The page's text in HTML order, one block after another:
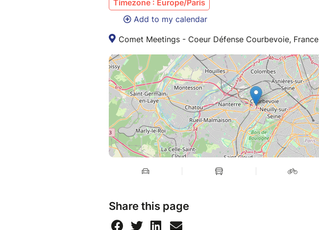
Timezone : Europe/Paris
Add to my calendar
Comet Meetings - Coeur Défense Courbevoie, France
Share this page